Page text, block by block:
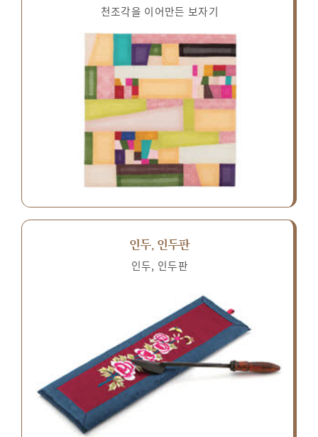
천조각을 이어만든 보자기
인두, 인두판
인두, 인두판